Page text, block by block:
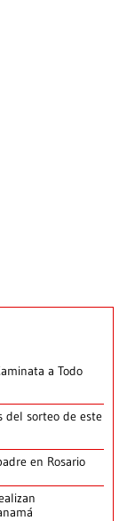
a Todo
del sorteo de este
en Rosario